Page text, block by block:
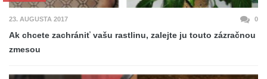
23. AUGUSTA 2017 0
Ak chcete zachrániť vašu rastlinu, zalejte ju touto zázračnou
zmesou